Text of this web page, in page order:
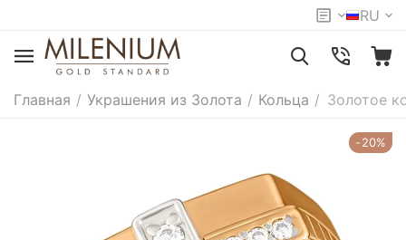
RU
Главная / Украшения из Золота / Кольца / Золотое
-20%